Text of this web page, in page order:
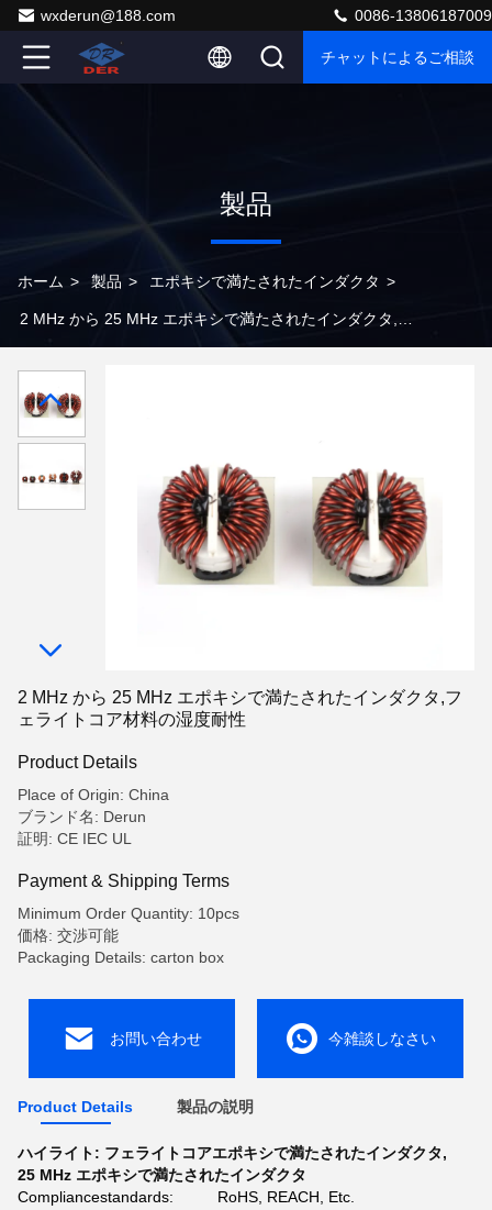
wxderun@188.com 0086-13806187009
チャットによるご相談
製品
ホーム > 製品 > エポキシで満たされたインダクタ >
2 MHz から 25 MHz エポキシで満たされたインダクタ,フ
2 MHz から 25 MHz エポキシで満たされたインダクタ,フ
ェライトコア材料の湿度耐性
Product Details
Place of Origin: China
ブランド名: Derun
証明: CE IEC UL
Payment & Shipping Terms
Minimum Order Quantity: 10pcs
価格: 交渉可能
Packaging Details: carton box
お問い合わせ 今雑談しなさい
Product Details 製品の説明
ハイライト: フェライトコアエポキシで満たされたインダクタ,
25 MHz エポキシで満たされたインダクタ
Compliancestandards:
RoHS, REACH, Etc.